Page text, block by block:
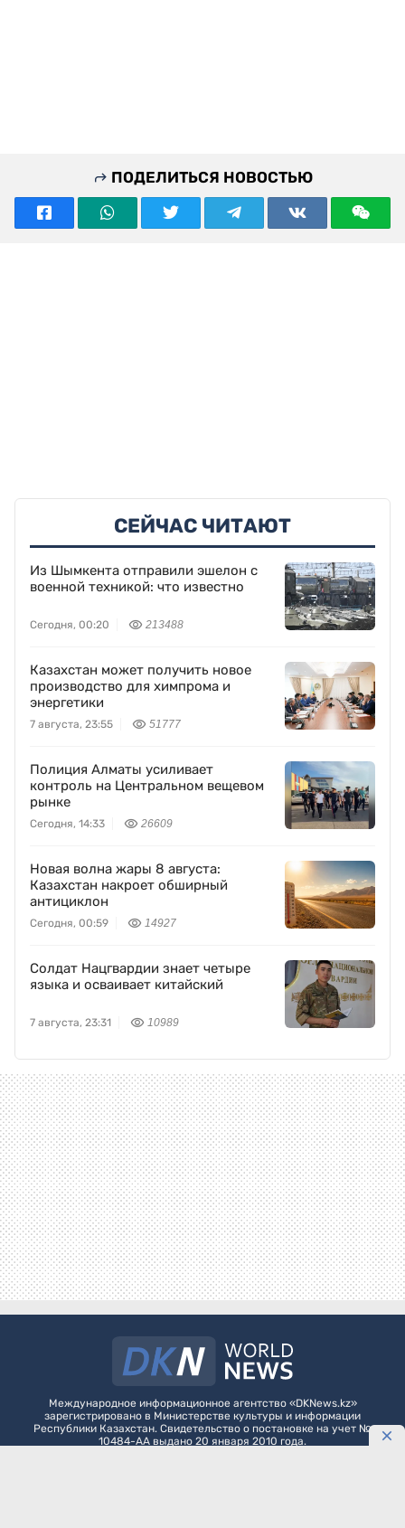
ПОДЕЛИТЬСЯ НОВОСТЬЮ
СЕЙЧАС ЧИТАЮТ
Из Шымкента отправили эшелон с
военной техникой: что известно
Сегодня, 00:20 213488
Казахстан может получить новое
производство для химпрома и
энергетики
7 августа, 23:55 51777
Полиция Алматы усиливает
контроль на Центральном вещевом
рынке
Сегодня, 14:33 26609
Новая волна жары 8 августа:
Казахстан накроет обширный
антициклон
Сегодня, 00:59 14927
Солдат Нацгвардии знает четыре
языка и осваивает китайский
7 августа, 23:31 10989
Международное информационное агентство «DKNews.kz»
зарегистрировано в Министерстве культуры и информации
Республики Казахстан. Свидетельство о постановке на учет №
10484-АА выдано 20 января 2010 года.